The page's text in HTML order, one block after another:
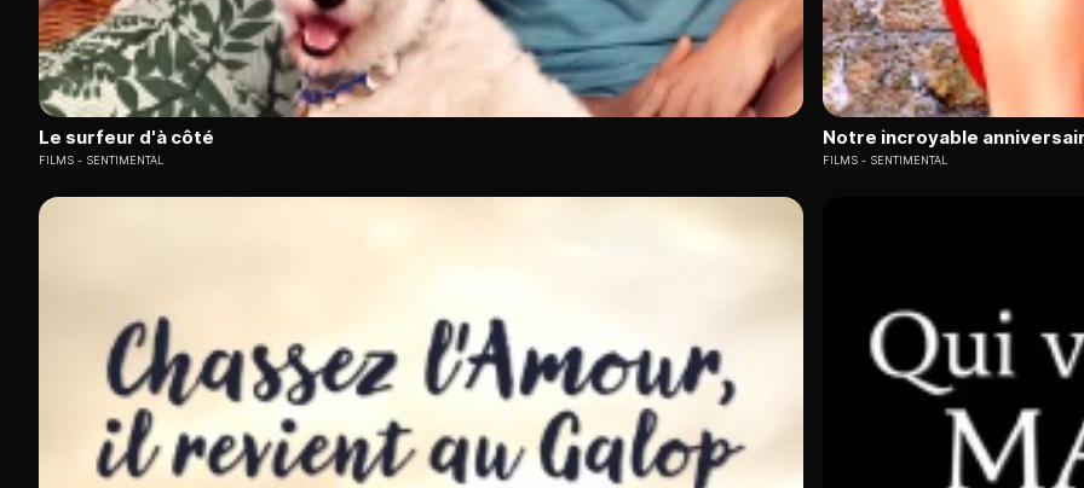
Le surfeur d'à côté
FILMS SENTIMENTAL
Notre incroyable
FILMS SENTIMENTAL